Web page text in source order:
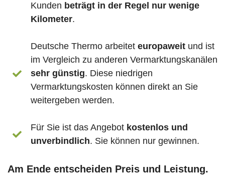
Kunden beträgt in der Regel nur wenige
Kilometer.
Deutsche Thermo arbeitet europaweit und ist
im Vergleich zu anderen Vermarktungskanälen
sehr günstig. Diese niedrigen
Vermarktungskosten können direkt an Sie
weitergeben werden.
Für Sie ist das Angebot kostenlos und
unverbindlich. Sie können nur gewinnen.
Am Ende entscheiden Preis und Leistung.